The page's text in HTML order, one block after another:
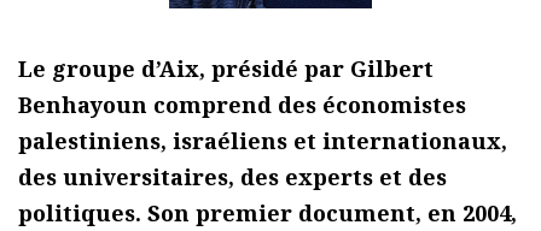
Le groupe d’Aix, présidé par Gilbert
Benhayoun comprend des économistes
palestiniens, israéliens et internationaux,
des universitaires, des experts et des
politiques. Son premier document, en 2004,